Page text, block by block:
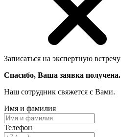
Записаться на экспертную встречу
Спасибо, Ваша заявка получена.
Наш сотрудник свяжется с Вами.
Имя и фамилия
Телефон